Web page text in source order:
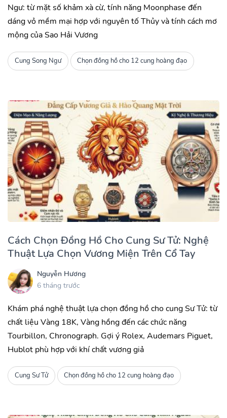
Ngư: từ mặt số khảm xà cừ, tính năng Moonphase đến
dáng vỏ mềm mại hợp với nguyên tố Thủy và tính cách mơ
mộng của Sao Hải Vương
Cung Song Ngư Chọn đồng hồ cho 12 cung hoàng đạo
Cách Chọn Đồng Hồ Cho Cung Sư Tử: Nghệ
Thuật Lựa Chọn Vương Miện Trên Cổ Tay
Nguyễn Hương
6 tháng trước
Khám phá nghệ thuật lựa chọn đồng hồ cho cung Sư Tử: từ
chất liệu Vàng 18K, Vàng hồng đến các chức năng
Tourbillon, Chronograph. Gợi ý Rolex, Audemars Piguet,
Hublot phù hợp với khí chất vương giả
Cung Sư Tử Chọn đồng hồ cho 12 cung hoàng đạo